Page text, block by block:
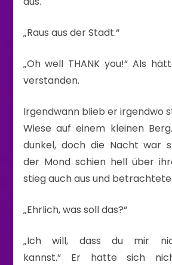
„Raus aus der Stadt.“
„Oh well THANK you!“ Als
verstanden.
Irgendwann blieb er irgendwo
Wiese auf einem kleinen
dunkel, doch die Nacht war
der Mond schien hell über
stieg auch aus und betrachtete
„Ehrlich, was soll das?“
„Ich will, dass du mir
kannst.“ Er hatte sich